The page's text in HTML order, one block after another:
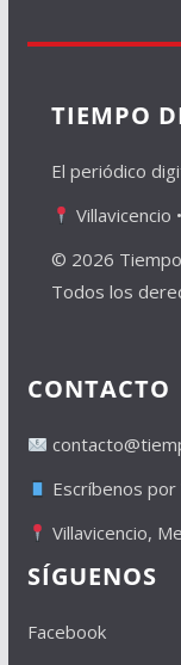
TIEMPO
El periódico
Villavicencio
© 2026
Todos los
CONTACTO
Escríbenos por
Villavicencio,
SÍGUENOS
Facebook